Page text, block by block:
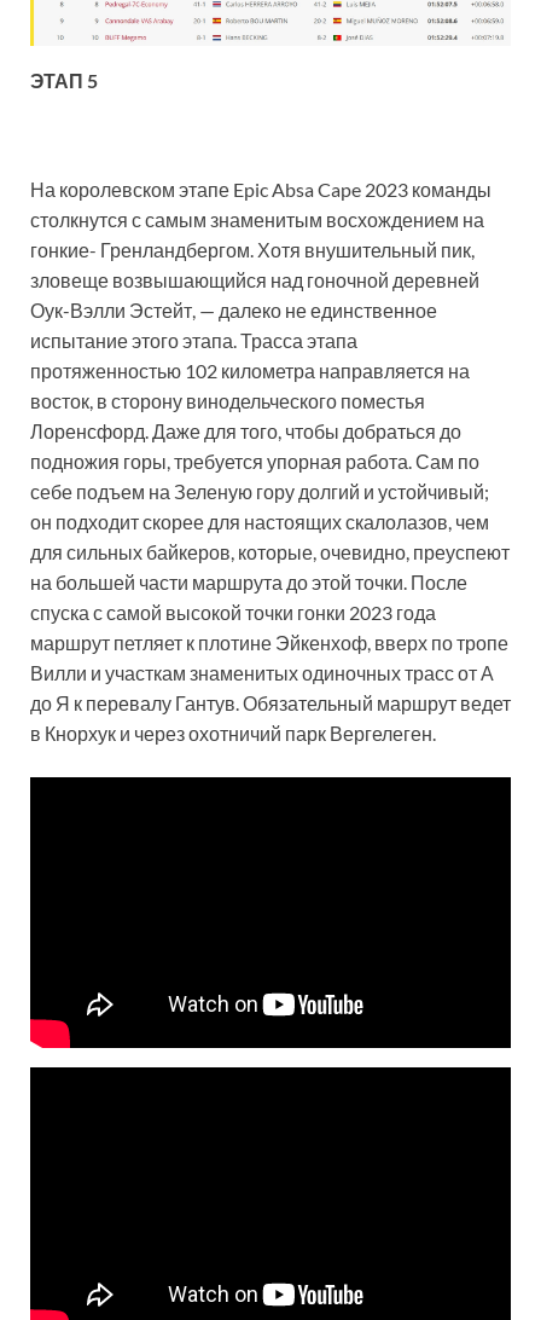
ЭТАП 5
На королевском этапе Epic Absa Cape 2023 команды
столкнутся с самым знаменитым восхождением на
гонкие- Гренландбергом. Хотя внушительный пик,
зловеще возвышающийся над гоночной деревней
Оук-Вэлли Эстейт, — далеко не единственное
испытание этого этапа. Трасса этапа
протяженностью 102 километра направляется на
восток, в сторону винодельческого поместья
Лоренсфорд. Даже для того, чтобы добраться до
подножия горы, требуется упорная работа. Сам по
себе подъем на Зеленую гору долгий и устойчивый;
он подходит скорее для настоящих скалолазов, чем
для сильных байкеров, которые, очевидно, преуспеют
на большей части маршрута до этой точки. После
спуска с самой высокой точки гонки 2023 года
маршрут петляет к плотине Эйкенхоф, вверх по тропе
Вилли и участкам знаменитых одиночных трасс от А
до Я к перевалу Гантув. Обязательный маршрут ведет
в Кнорхук и через охотничий парк Вергелеген.